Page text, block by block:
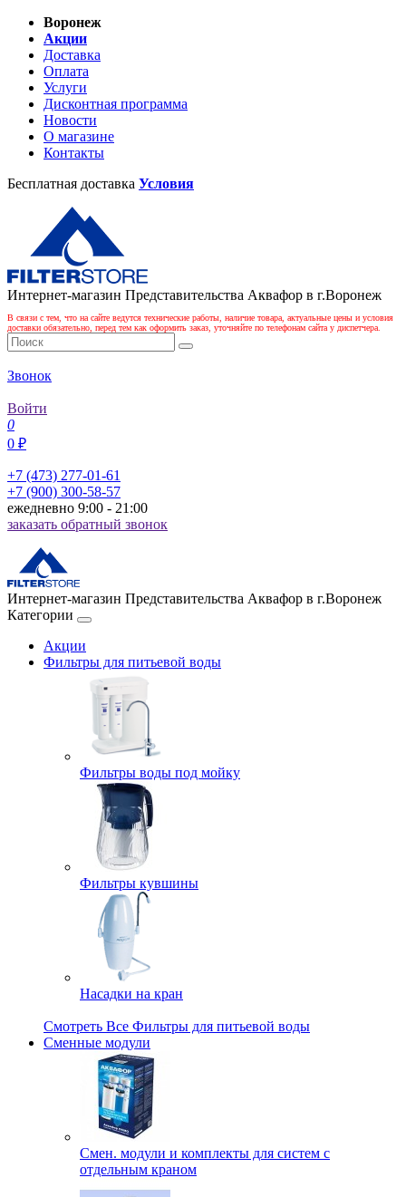
Воронеж
Акции
Доставка
Оплата
Услуги
Дисконтная программа
Новости
О магазине
Контакты
Бесплатная доставка Условия
Интернет-магазин Представительства Аквафор в г.Воронеж
В связи с тем, что на сайте ведутся технические работы, наличие товара, актуальные цены и условия
доставки обязательно, перед тем как оформить заказ, уточняйте по телефонам сайта у диспетчера.
Звонок
Войти
0
0 ₽
+7 (473) 277-01-61
+7 (900) 300-58-57
ежедневно 9:00 - 21:00
заказать обратный звонок
Интернет-магазин Представительства Аквафор в г.Воронеж
Категории
Акции
Фильтры для питьевой воды
Фильтры воды под мойку
Фильтры кувшины
Насадки на кран
Смотреть Все Фильтры для питьевой воды
Сменные модули
Смен. модули и комплекты для систем с
отдельным краном